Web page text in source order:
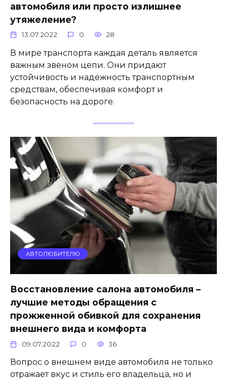
автомобиля или просто излишнее
утяжеление?
13.07.2022 0 28
В мире транспорта каждая деталь является
важным звеном цепи. Они придают
устойчивость и надежность транспортным
средствам, обеспечивая комфорт и
безопасность на дороге.
АВТОЛЮБИТЕЛЮ
Восстановление салона автомобиля –
лучшие методы обращения с
прожженной обивкой для сохранения
внешнего вида и комфорта
09.07.2022 0 36
Вопрос о внешнем виде автомобиля не только
отражает вкус и стиль его владельца, но и